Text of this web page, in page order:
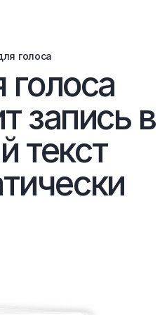
голоса
запись в
текст